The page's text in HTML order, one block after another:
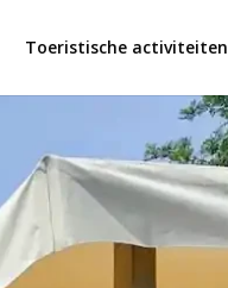
Toeristische activiteiten